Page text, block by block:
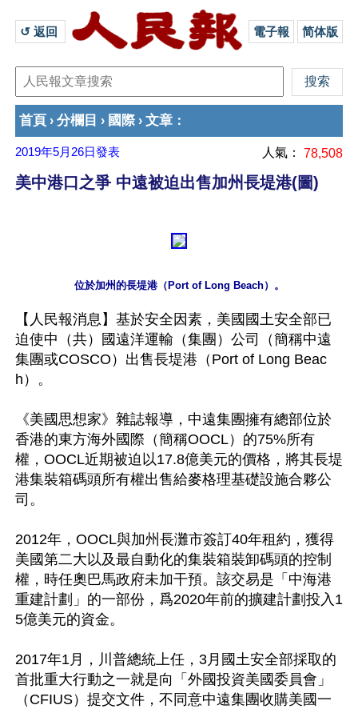
↺ 返回 電子報 简体版
首頁 › 分欄目 › 國際› 文章 ：
2019年5月26日發表 人氣： 78,508
美中港口之爭 中遠被迫出售加州長堤港(圖)
【人民報消息】基於安全因素，美國國土安全部已
迫使中（共）國遠洋運輸（集團）公司（簡稱中遠
集團或COSCO）出售長堤港（Port of Long Beac
h）。
《美國思想家》雜誌報導，中遠集團擁有總部位於
香港的東方海外國際（簡稱OOCL）的75%所有
權，OOCL近期被迫以17.8億美元的價格，將其長堤
港集裝箱碼頭所有權出售給麥格理基礎設施合夥公
司。
2012年，OOCL與加州長灘市簽訂40年租約，獲得
美國第二大以及最自動化的集裝箱裝卸碼頭的控制
權，時任奧巴馬政府未加干預。該交易是「中海港
重建計劃」的一部份，爲2020年前的擴建計劃投入1
5億美元的資金。
2017年1月，川普總統上任，3月國土安全部採取的
首批重大行動之一就是向「外國投資美國委員會」
（CFIUS）提交文件，不同意中遠集團收購美國一